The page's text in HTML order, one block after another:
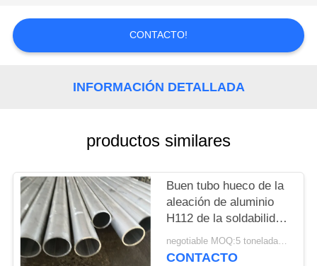
NOTICIAS
MAPA
DEL
SITIO
CONTACTO!
INFORMACIÓN DETALLADA
productos similares
Buen tubo hueco de la
aleación de aluminio
H112 de la soldabilidad
5083
negotiable MOQ:5 toneladas métricas
CONTACTO